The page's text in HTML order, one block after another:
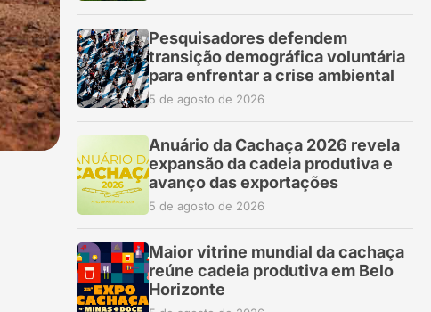
Pesquisadores defendem
transição demográfica voluntária
para enfrentar a crise ambiental
5 de agosto de 2026
Anuário da Cachaça 2026 revela
expansão da cadeia produtiva e
avanço das exportações
5 de agosto de 2026
Maior vitrine mundial da cachaça
reúne cadeia produtiva em Belo
Horizonte